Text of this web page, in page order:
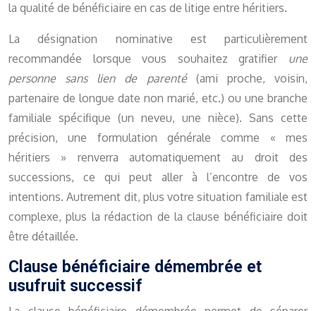
la qualité de bénéficiaire en cas de litige entre héritiers.
La désignation nominative est particulièrement
recommandée lorsque vous souhaitez gratifier une
personne sans lien de parenté(ami proche, voisin,
partenaire de longue date non marié, etc.) ou une branche
familiale spécifique (un neveu, une nièce). Sans cette
précision, une formulation générale comme « mes
héritiers » renverra automatiquement au droit des
successions, ce qui peut aller à l’encontre de vos
intentions. Autrement dit, plus votre situation familiale est
complexe, plus la rédaction de la clause bénéficiaire doit
être détaillée.
Clause bénéficiaire démembrée et
usufruit successif